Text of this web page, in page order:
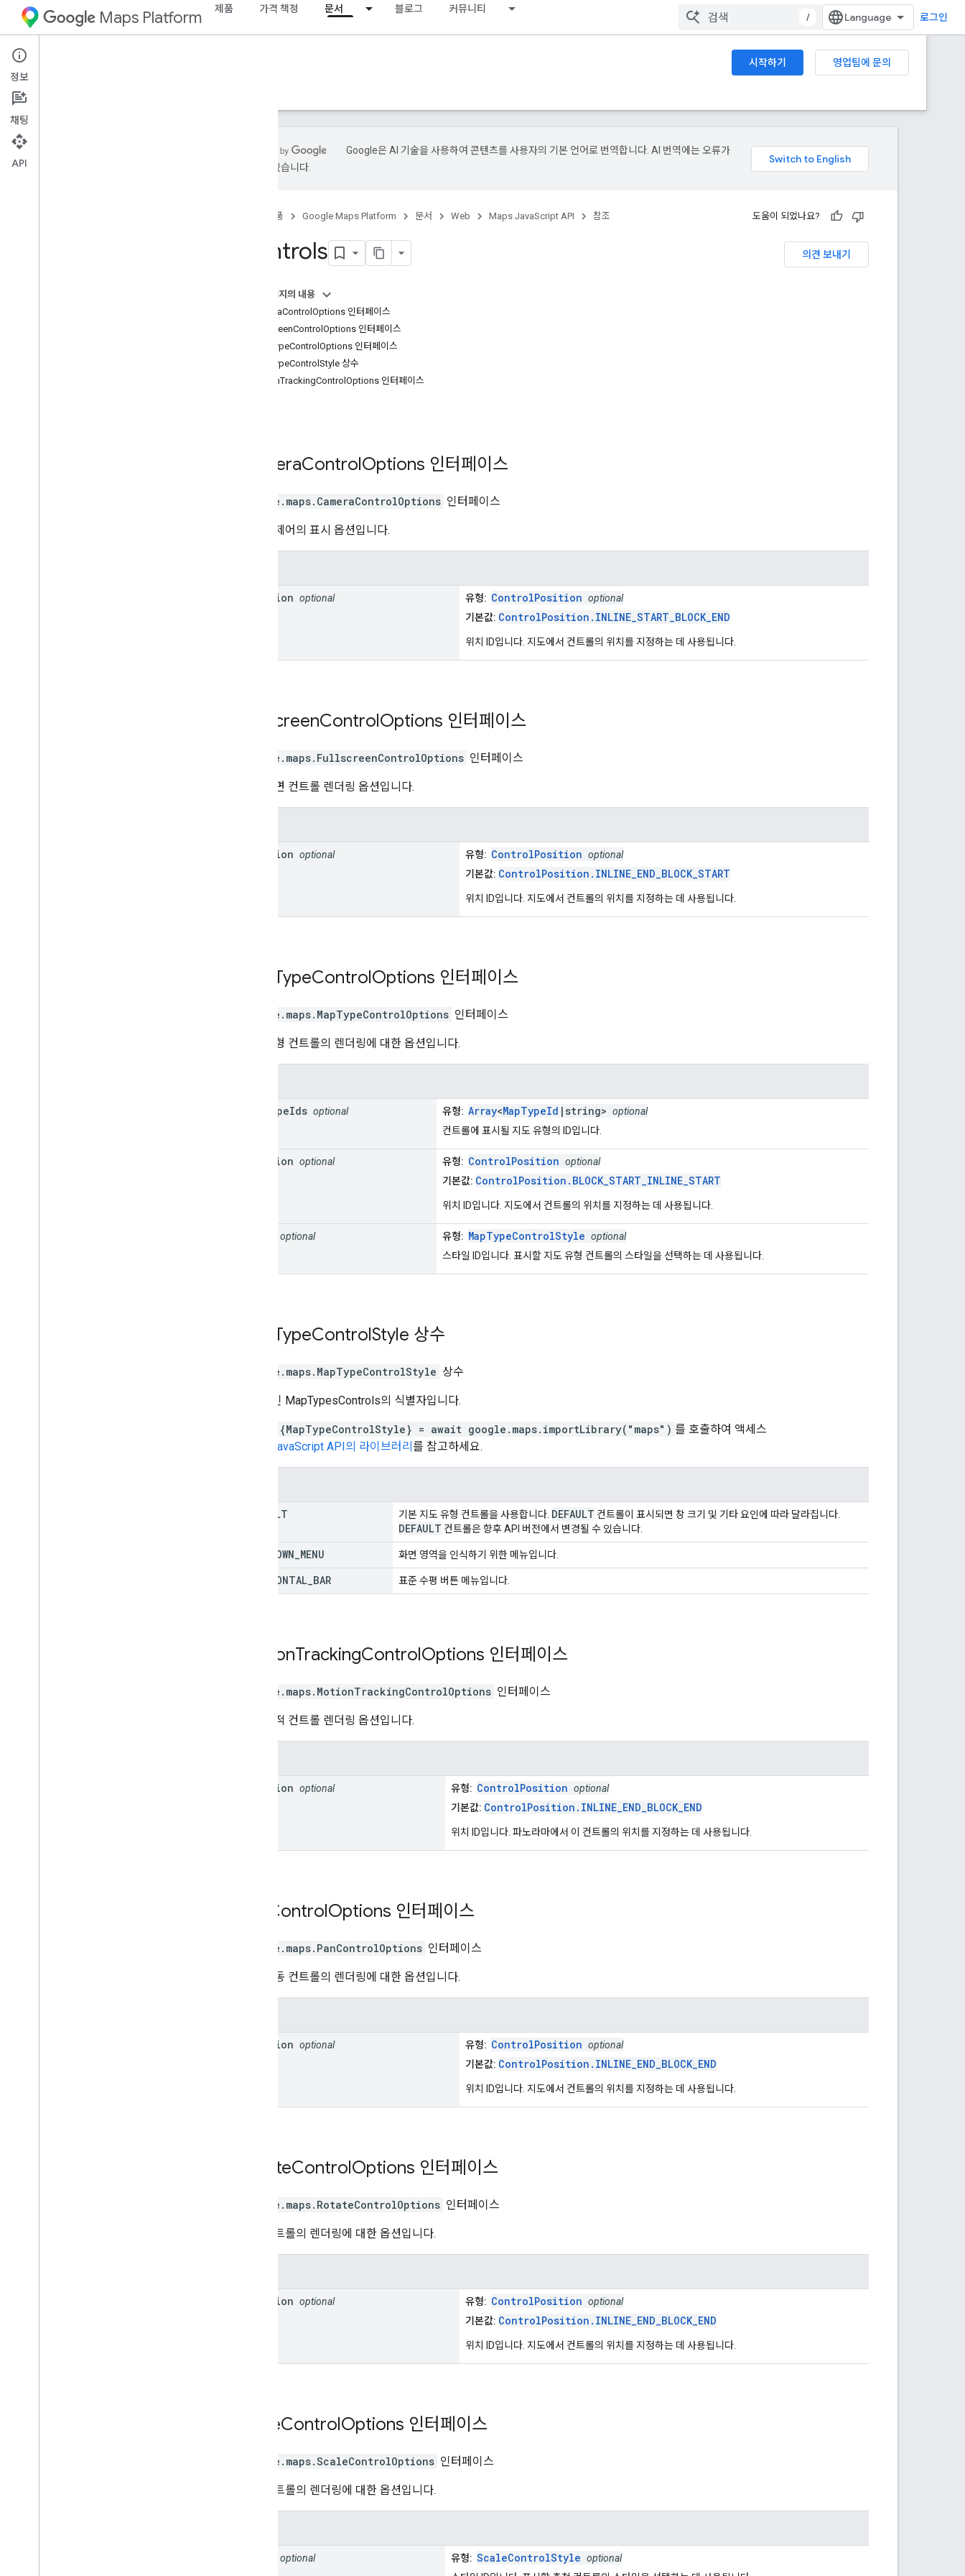
Maps Platform 제품 가격 책정 문서 블로그 커뮤니티
/ 로그인
Web 시작하기
영업팀에 문의
가이드
Google은 AI 기술을 사용하여 콘텐츠를 사용자의 기본 언어로 번역합니다. AI 번역에는 오류가
있을 수 있습니다.
제품 Google Maps Platform 문서 Web Maps JavaScript API 참조 도움이 되었나요?
의견 보내기
Controls
이 페이지의 내용
CameraControl Options 인터페이스
FullscreenControl Options 인터페이스
TypeControl Options 인터페이스
TypeControl Style 상수
MotionTrackingControl Options 인터페이스
CameraControlOptions 인터페이스
google.maps. CameraControlOptions 인터페이스
카메라 제어의 표시 옵션입니다.
position optional 유형: ControlPosition optional
기본값: ControlPosition.INLINE_START_BLOCK_END
위치 ID입니다. 지도에서 컨트롤의 위치를 지정하는 데 사용됩니다.
FullscreenControlOptions 인터페이스
google.maps. FullscreenControlOptions 인터페이스
전체 화면 컨트롤 렌더링 옵션입니다.
position optional 유형: ControlPosition optional
기본값: ControlPosition.INLINE_END_BLOCK_START
위치 ID입니다. 지도에서 컨트롤의 위치를 지정하는 데 사용됩니다.
TypeControlOptions 인터페이스
google.maps. MapTypeControlOptions 인터페이스
지도 유형 컨트롤의 렌더링에 대한 옵션입니다.
TypeIds optional 유형: Array<MapTypeId |string> optional
컨트롤에 표시될 지도 유형의 ID입니다.
position optional 유형: ControlPosition optional
기본값: ControlPosition.BLOCK_START_INLINE_START
위치 ID입니다. 지도에서 컨트롤의 위치를 지정하는 데 사용됩니다.
optional 유형: MapTypeControlStyle optional
스타일 ID입니다. 표시할 지도 유형 컨트롤의 스타일을 선택하는 데 사용됩니다.
TypeControlStyle 상수
google.maps. MapTypeControlStyle 상수
일반적인 MapTypesControls의 식별자입니다.
const {MapTypeControlStyle} = await google.maps.importLibrary("maps") 를 호출하여 액세스
Maps JavaScript API의 라이브러리 를 참고하세요.
DEFAULT 기본 지도 유형 컨트롤을 사용합니다. DEFAULT 컨트롤이 표시되면 창 크기 및 기타 요인에 따라 달라집니다.
DEFAULT 컨트롤은 향후 API 버전에서 변경될 수 있습니다.
DROPDOWN MENU 화면 영역을 인식하기 위한 메뉴입니다.
HORIZONTAL BAR 표준 수평 버튼 메뉴입니다.
MotionTrackingControlOptions 인터페이스
google.maps. MotionTrackingControlOptions 인터페이스
모션 추적 컨트롤 렌더링 옵션입니다.
position optional 유형: ControlPosition optional
기본값: ControlPosition.INLINE_END_BLOCK_END
위치 ID입니다. 파노라마에서 이 컨트롤의 위치를 지정하는 데 사용됩니다.
ControlOptions 인터페이스
google.maps. PanControlOptions 인터페이스
화면 이동 컨트롤의 렌더링에 대한 옵션입니다.
position optional 유형: ControlPosition optional
기본값: ControlPosition.INLINE_END_BLOCK_END
위치 ID입니다. 지도에서 컨트롤의 위치를 지정하는 데 사용됩니다.
RotateControlOptions 인터페이스
google.maps. RotateControlOptions 인터페이스
회전 컨트롤의 렌더링에 대한 옵션입니다.
position optional 유형: ControlPosition optional
기본값: ControlPosition.INLINE_END_BLOCK_END
위치 ID입니다. 지도에서 컨트롤의 위치를 지정하는 데 사용됩니다.
ScaleControlOptions 인터페이스
google.maps.ScaleControlOptions 인터페이스
축척 컨트롤의 렌더링에 대한 옵션입니다.
optional 유형: ScaleControlStyle optional
정보
채팅
API